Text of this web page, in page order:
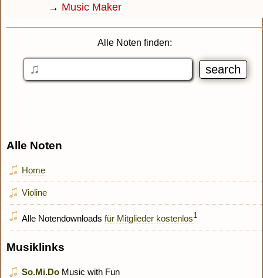
→ Music Maker
Alle Noten finden:
Alle Noten
Home
Violine
Alle Notendownloads für Mitglieder kostenlos1
Musiklinks
So.Mi.Do Music with Fun